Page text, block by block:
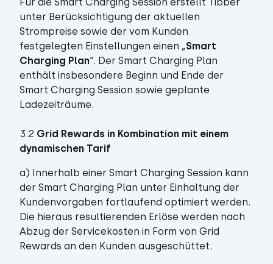
unter Berücksichtigung der aktuellen
Strompreise sowie der vom Kunden
festgelegten Einstellungen einen „Smart
Charging Plan“. Der Smart Charging Plan
enthält insbesondere Beginn und Ende der
Smart Charging Session sowie geplante
Ladezeiträume.
3.2 Grid Rewards in Kombination mit einem
dynamischen Tarif
a) Innerhalb einer Smart Charging Session kann
der Smart Charging Plan unter Einhaltung der
Kundenvorgaben fortlaufend optimiert werden.
Die hieraus resultierenden Erlöse werden nach
Abzug der Servicekosten in Form von Grid
Rewards an den Kunden ausgeschüttet.